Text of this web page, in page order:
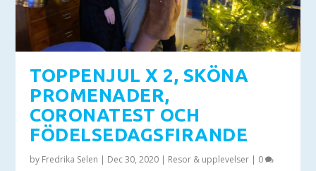
TOPPENJUL X 2, SKÖNA
PROMENADER,
CORONATEST OCH
FÖDELSEDAGSFIRANDE
by Fredrika Selen | Dec 30, 2020 | Resor & upplevelser | 0